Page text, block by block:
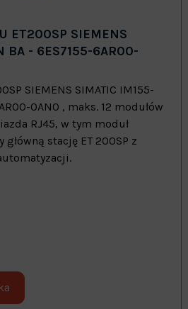
ET200SP SIEMENS
BA - 6ES7155-6AR00-
SIEMENS SIMATIC IM155-
0AN0 , maks. 12 modułów
RJ45, w tym moduł
główną stację ET 200SP z